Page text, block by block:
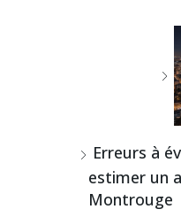
Erreurs à
estimer un
Montrouge